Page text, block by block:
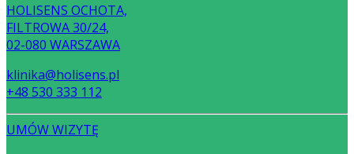
HOLISENS OCHOTA,
FILTROWA 30/24,
02-080 WARSZAWA
klinika@holisens.pl
+48 530 333 112
UMÓW WIZYTĘ